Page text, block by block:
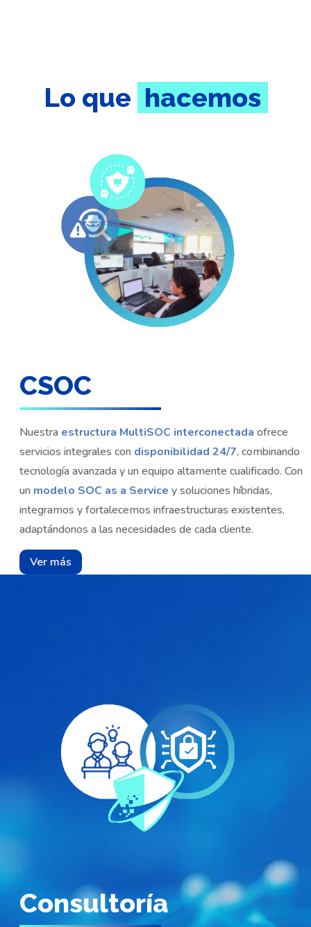
Lo que hacemos
CSOC
Nuestra estructura MultiSOC interconectada ofrece
servicios integrales con disponibilidad 24/7, combinando
tecnología avanzada y un equipo altamente cualificado. Con
un modelo SOC as a Service y soluciones híbridas,
integramos y fortalecemos infraestructuras existentes,
adaptándonos a las necesidades de cada cliente.
Ver más
Consultoría